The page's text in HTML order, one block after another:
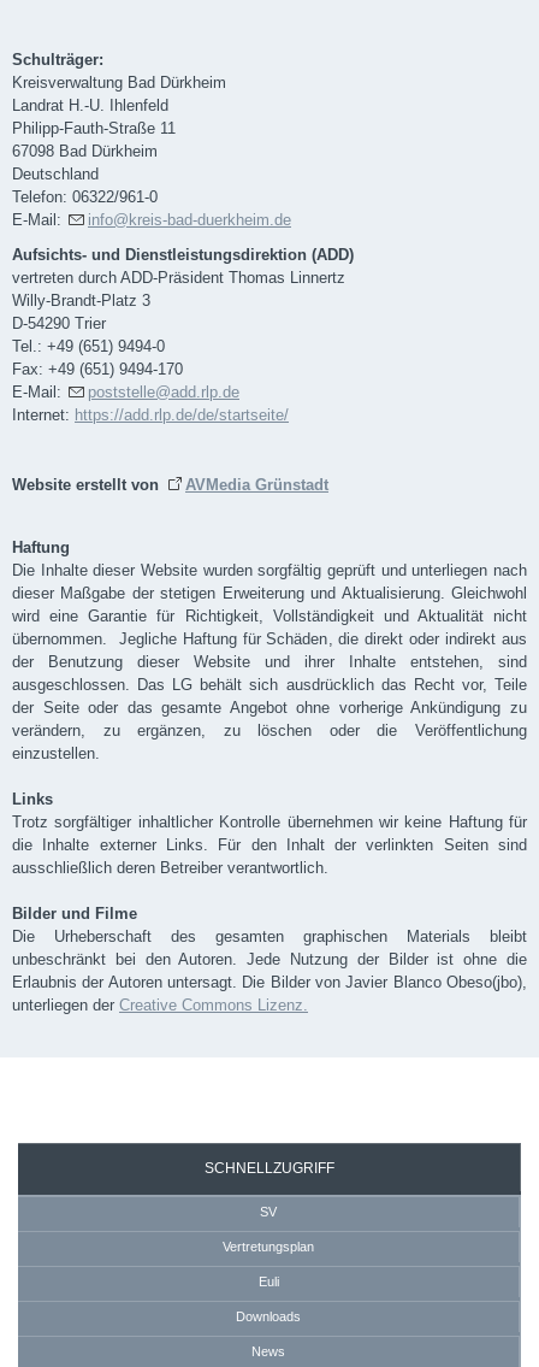
Schulträger:
Kreisverwaltung Bad Dürkheim
Landrat H.-U. Ihlenfeld
Philipp-Fauth-Straße 11
67098 Bad Dürkheim
Deutschland
Telefon: 06322/961-0
E-Mail:
info@kreis-bad-duerkheim.de
Aufsichts- und Dienstleistungsdirektion (ADD)
vertreten durch ADD-Präsident Thomas Linnertz
Willy-Brandt-Platz 3
D-54290 Trier
Tel.: +49 (651) 9494-0
Fax: +49 (651) 9494-170
E-Mail:
poststelle@add.rlp.de
Internet: https://add.rlp.de/de/startseite/
Website erstellt von AVMedia Grünstadt
Haftung
Die Inhalte dieser Website wurden sorgfältig geprüft und unterliegen nach
dieser Maßgabe der stetigen Erweiterung und Aktualisierung. Gleichwohl
wird eine Garantie für Richtigkeit, Vollständigkeit und Aktualität nicht
übernommen. Jegliche Haftung für Schäden, die direkt oder indirekt aus
der Benutzung dieser Website und ihrer Inhalte entstehen, sind
ausgeschlossen. Das LG behält sich ausdrücklich das Recht vor, Teile
der Seite oder das gesamte Angebot ohne vorherige Ankündigung zu
verändern, zu ergänzen, zu löschen oder die Veröffentlichung
einzustellen.
Links
Trotz sorgfältiger inhaltlicher Kontrolle übernehmen wir keine Haftung für
die Inhalte externer Links. Für den Inhalt der verlinkten Seiten sind
ausschließlich deren Betreiber verantwortlich.
Bilder und Filme
Die Urheberschaft des gesamten graphischen Materials bleibt
unbeschränkt bei den Autoren. Jede Nutzung der Bilder ist ohne die
Erlaubnis der Autoren untersagt. Die Bilder von Javier Blanco Obeso(jbo),
unterliegen der Creative Commons Lizenz.
SCHNELLZUGRIFF
SV
Vertretungsplan
Euli
Downloads
News